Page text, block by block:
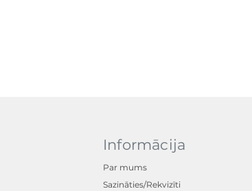
Informācija
Par mums
Sazināties/Rekvizīti